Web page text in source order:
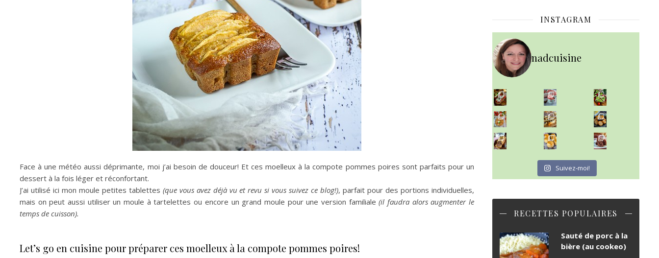
Face à une météo aussi déprimante, moi j’ai besoin de douceur! Et ces moelleux à la compote pommes poires sont parfaits pour un
dessert à la fois léger et réconfortant.
J’ai utilisé ici mon moule petites tablettes (que vous avez déjà vu et revu si vous suivez ce blog!), parfait pour des portions individuelles,
mais on peut aussi utiliser un moule à tartelettes ou encore un grand moule pour une version familiale(il faudra alors augmenter le
temps de cuisson).
Let’s go en cuisine pour préparer ces moelleux à la compote pommes poires!
INSTAGRAM
nadcuisine
~ NICE CREAM À LA FRAISE ~
Presque un mois que
~ SALADE DE PÂTES AUX DEUX TOMATES THON ET BURRA
~ FINANCIERS MYRTILLES ET CITRON ~
Aujourd'hu
~ BUNS MAISON ~
Un peu de boulange par ici au
~ GÂTEAU FONDANT CHOCO NOISETTE ~
C'est lundi
Suivez-moi!
RECETTES POPULAIRES
Sauté de porc à la
bière (au cookeo)